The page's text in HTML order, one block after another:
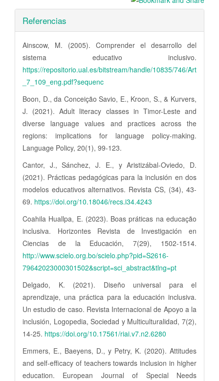
Referencias
Ainscow, M. (2005). Comprender el desarrollo del
sistema educativo inclusivo.
https://repositorio.ual.es/bitstream/handle/10835/746/Art
_7_109_eng.pdf?sequenc
Boon, D., da Conceição Savio, E., Kroon, S., & Kurvers,
J. (2021). Adult literacy classes in Timor-Leste and
diverse language values and practices across the
regions: implications for language policy-making.
Language Policy, 20(1), 99-123.
Cantor, J., Sánchez, J. E., y Aristizábal-Oviedo, D.
(2021). Prácticas pedagógicas para la inclusión en dos
modelos educativos alternativos. Revista CS, (34), 43-
69. https://doi.org/10.18046/recs.i34.4243
Coahila Huallpa, E. (2023). Boas práticas na educação
inclusiva. Horizontes Revista de Investigación en
Ciencias de la Educación, 7(29), 1502-1514.
http://www.scielo.org.bo/scielo.php?pid=S2616-
79642023000301502&script=sci_abstract&tlng=pt
Delgado, K. (2021). Diseño universal para el
aprendizaje, una práctica para la educación inclusiva.
Un estudio de caso. Revista Internacional de Apoyo a la
inclusión, Logopedia, Sociedad y Multiculturalidad, 7(2),
14-25. https://doi.org/10.17561/riai.v7.n2.6280
Emmers, E., Baeyens, D., y Petry, K. (2020). Attitudes
and self-efficacy of teachers towards inclusion in higher
education. European Journal of Special Needs